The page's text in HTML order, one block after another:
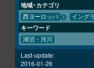
地域・カテゴリ
西ヨーロッパ イング
キーワード
湖沼・河川
Last-update:
2016-01-26